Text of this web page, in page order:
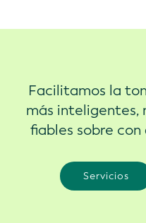
Facilitamos la
más inteligentes,
fiables sobre
Servicios